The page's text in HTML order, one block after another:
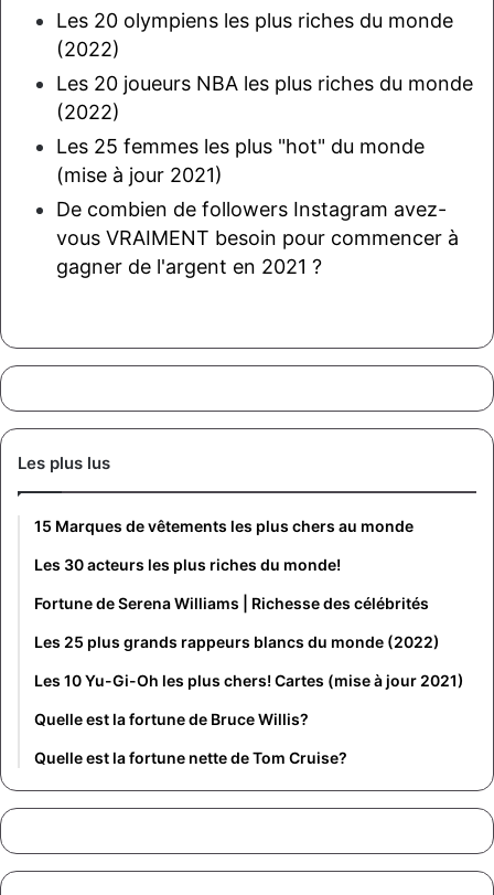
Les 20 olympiens les plus riches du monde
(2022)
Les 20 joueurs NBA les plus riches du monde
(2022)
Les 25 femmes les plus "hot" du monde
(mise à jour 2021)
De combien de followers Instagram avez-
vous VRAIMENT besoin pour commencer à
gagner de l'argent en 2021 ?
Les plus lus
15 Marques de vêtements les plus chers au monde
Les 30 acteurs les plus riches du monde!
Fortune de Serena Williams | Richesse des célébrités
Les 25 plus grands rappeurs blancs du monde (2022)
Les 10 Yu-Gi-Oh les plus chers! Cartes (mise à jour 2021)
Quelle est la fortune de Bruce Willis?
Quelle est la fortune nette de Tom Cruise?